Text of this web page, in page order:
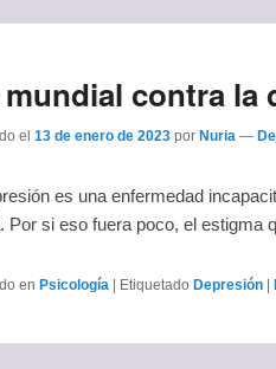
mundial contra la
el 13 de enero de 2023 por Nuria —
es una enfermedad
Por si eso fuera poco, el estigma
en Psicología Etiquetado Depresión